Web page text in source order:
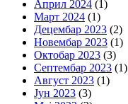
Април 2024 (1)
Март 2024 (1)
Децембар 2023 (2)
Новембар 2023 (1)
Октобар 2023 (3)
Септембар 2023 (1)
Август 2023 (1)
Јун 2023 (3)